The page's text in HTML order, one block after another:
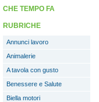
CHE TEMPO FA
RUBRICHE
Annunci lavoro
Animalerie
A tavola con gusto
Benessere e Salute
Biella motori